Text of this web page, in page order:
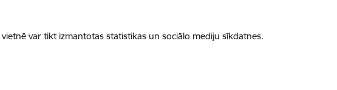
var tikt izmantotas statistikas un sociālo mediju sīkdatnes.